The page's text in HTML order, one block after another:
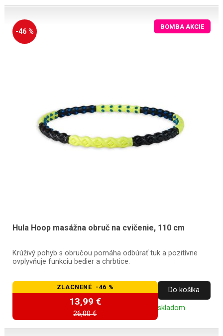
-46 %
BOMBA AKCIE
Hula Hoop masážna obruč na cvičenie, 110 cm
Krúživý pohyb s obručou pomáha odbúrať tuk a pozitívne
ovplyvňuje funkciu bedier a chrbtice.
ZLACNENÉ -46 %
13,99 €
26,00 €
Do košíka
skladom